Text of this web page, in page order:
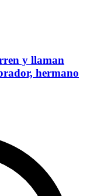
y llaman
hermano